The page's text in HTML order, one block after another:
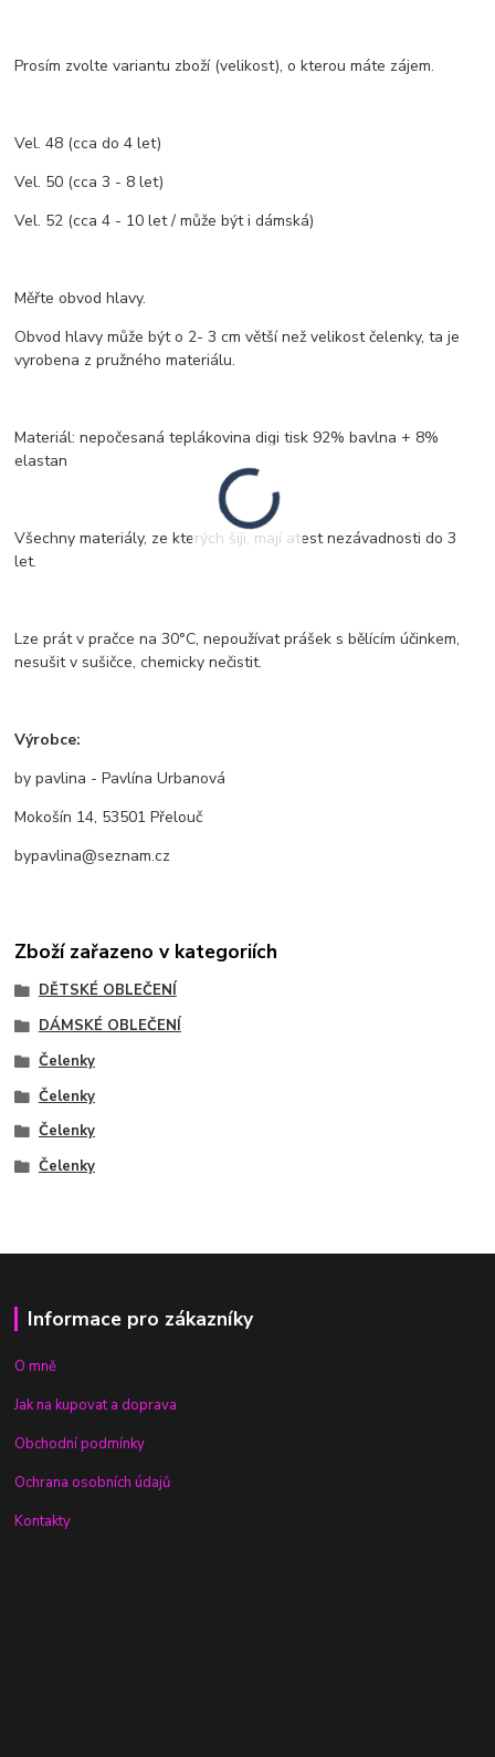
Prosím zvolte variantu zboží (velikost), o kterou máte zájem.
Vel. 48 (cca do 4 let)
Vel. 50 (cca 3 - 8 let)
Vel. 52 (cca 4 - 10 let / může být i dámská)
Měřte obvod hlavy.
Obvod hlavy může být o 2- 3 cm větší než velikost čelenky, ta je
vyrobena z pružného materiálu.
Materiál: nepočesaná teplákovina digi tisk 92% bavlna + 8%
elastan
Všechny materiály, ze kterých šiji, mají atest nezávadnosti do 3
let.
Lze prát v pračce na 30°C, nepoužívat prášek s bělícím účinkem,
nesušit v sušičce, chemicky nečistit.
Výrobce:
by pavlina - Pavlína Urbanová
Mokošín 14, 53501 Přelouč
bypavlina@seznam.cz
Zboží zařazeno v kategoriích
DĚTSKÉ OBLEČENÍ
DÁMSKÉ OBLEČENÍ
Čelenky
Čelenky
Čelenky
Čelenky
Informace pro zákazníky
O mně
Jak na kupovat a doprava
Obchodní podmínky
Ochrana osobních údajů
Kontakty